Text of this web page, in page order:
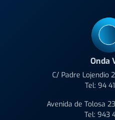
Onda
C/ Padre Lojendio
Tel: 94
Avenida de Tolosa
Tel: 943